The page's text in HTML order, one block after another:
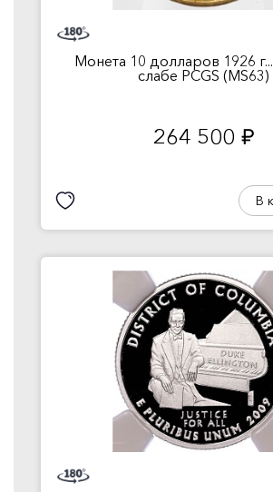
Монета 10 долларов 1926
слабе PCGS (MS63)
264 500 руб.
В